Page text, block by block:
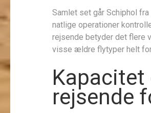
Samlet set går Schiphol fra
natlige operationer
rejsende betyder det flere
visse ældre flytyper helt
Kapacitet
rejsende